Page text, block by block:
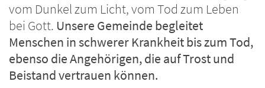
vom Dunkel zum Licht, vom Tod zum Leben
bei Gott. Unsere Gemeinde begleitet
Menschen in schwerer Krankheit bis zum Tod,
ebenso die Angehörigen, die auf Trost und
Beistand vertrauen können.